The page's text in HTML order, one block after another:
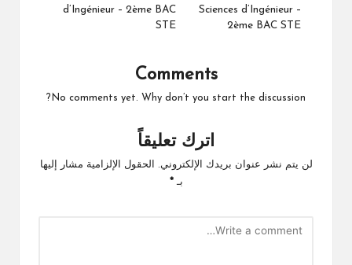
Sciences d’Ingénieur –
2ème BAC STE
d’Ingénieur – 2ème BAC
STE
Comments
No comments yet. Why don’t you start the discussion?
اترك تعليقاً
لن يتم نشر عنوان بريدك الإلكتروني.
الحقول الإلزامية مشار إليها
بـ*